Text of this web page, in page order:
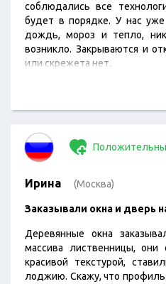
соблюдались все
будет в порядке. У нас
дождь, мороз и тепло,
возникло. Закрываются и
или скрежета нет.
Ирина (Москва)
Заказывали окна и дверь
Деревянные окна
массива лиственницы,
красивой текстурой,
лоджию. Скажу, что